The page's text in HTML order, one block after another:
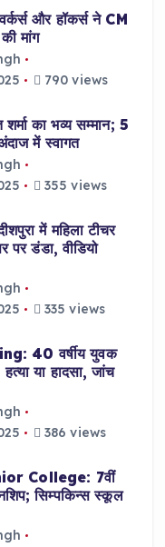
और हॉकर्स ने CM
मांग
790 views
का भव्य सम्मान; 5
में स्वागत
355 views
में महिला टीचर
पर डंडा, वीडियो
335 views
40 वर्षीय युवक
या हादसा, जांच
386 views
College: 7वीं
सिम्पकिन्स स्कूल